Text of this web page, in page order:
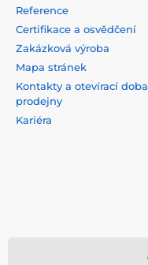
Reference
Certifikace a osvědčení
Zakázková výroba
Mapa stránek
Kontakty a otevírací doba
prodejny
Kariéra